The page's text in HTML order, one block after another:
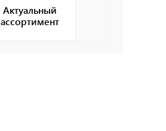
Актуальный
ассортимент